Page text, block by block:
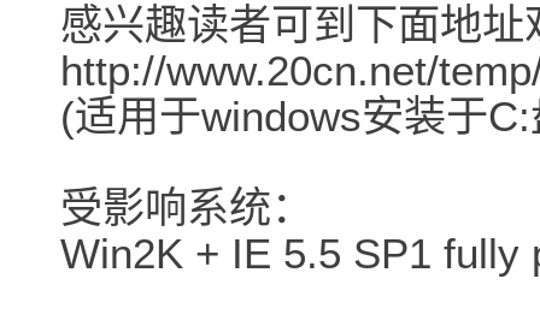
感兴趣读者可到下面地址
http://www.20cn.net/
(适用于windows安装于
受影响系统：
Win2K + IE 5.5 SP1 fully